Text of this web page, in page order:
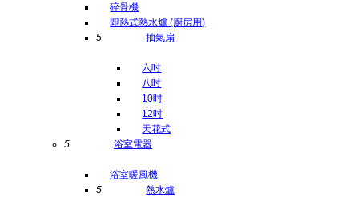
碎骨機
即熱式熱水爐 (廚房用)
5
抽氣扇
六吋
八吋
10吋
12吋
天花式
5
浴室電器
浴室暖風機
5
熱水爐